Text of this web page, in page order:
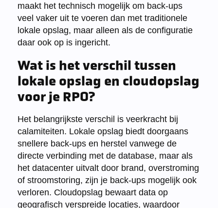
maakt het technisch mogelijk om back-ups
veel vaker uit te voeren dan met traditionele
lokale opslag, maar alleen als de configuratie
daar ook op is ingericht.
Wat is het verschil tussen
lokale opslag en cloudopslag
voor je RPO?
Het belangrijkste verschil is veerkracht bij
calamiteiten. Lokale opslag biedt doorgaans
snellere back-ups en herstel vanwege de
directe verbinding met de database, maar als
het datacenter uitvalt door brand, overstroming
of stroomstoring, zijn je back-ups mogelijk ook
verloren. Cloudopslag bewaart data op
geografisch verspreide locaties, waardoor